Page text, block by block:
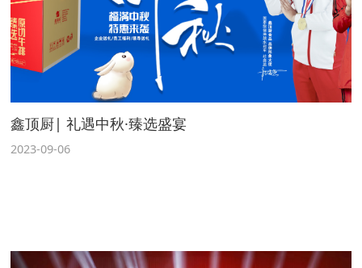
鑫顶厨| 礼遇中秋·臻选盛宴
2023-09-06